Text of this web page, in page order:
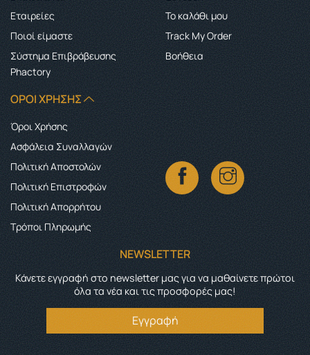
Εταιρείες
Ποιοί είμαστε
Σύστημα Επιβράβευσης
Phactory
Το καλάθι μου
Track My Order
Boήθεια
ΌΡΟΙ ΧΡΉΣΗΣ
Όροι Χρήσης
Ασφάλεια Συναλλαγών
Πολιτική Αποστολών
Πολιτική Επιστροφών
Πολιτική Απορρήτου
Τρόποι Πληρωμής
NEWSLETTER
Κάνετε εγγραφή στο newsletter μας για να μαθαίνετε πρώτοι
όλα τα νέα και τις προσφορές μας!
Εγγραφή